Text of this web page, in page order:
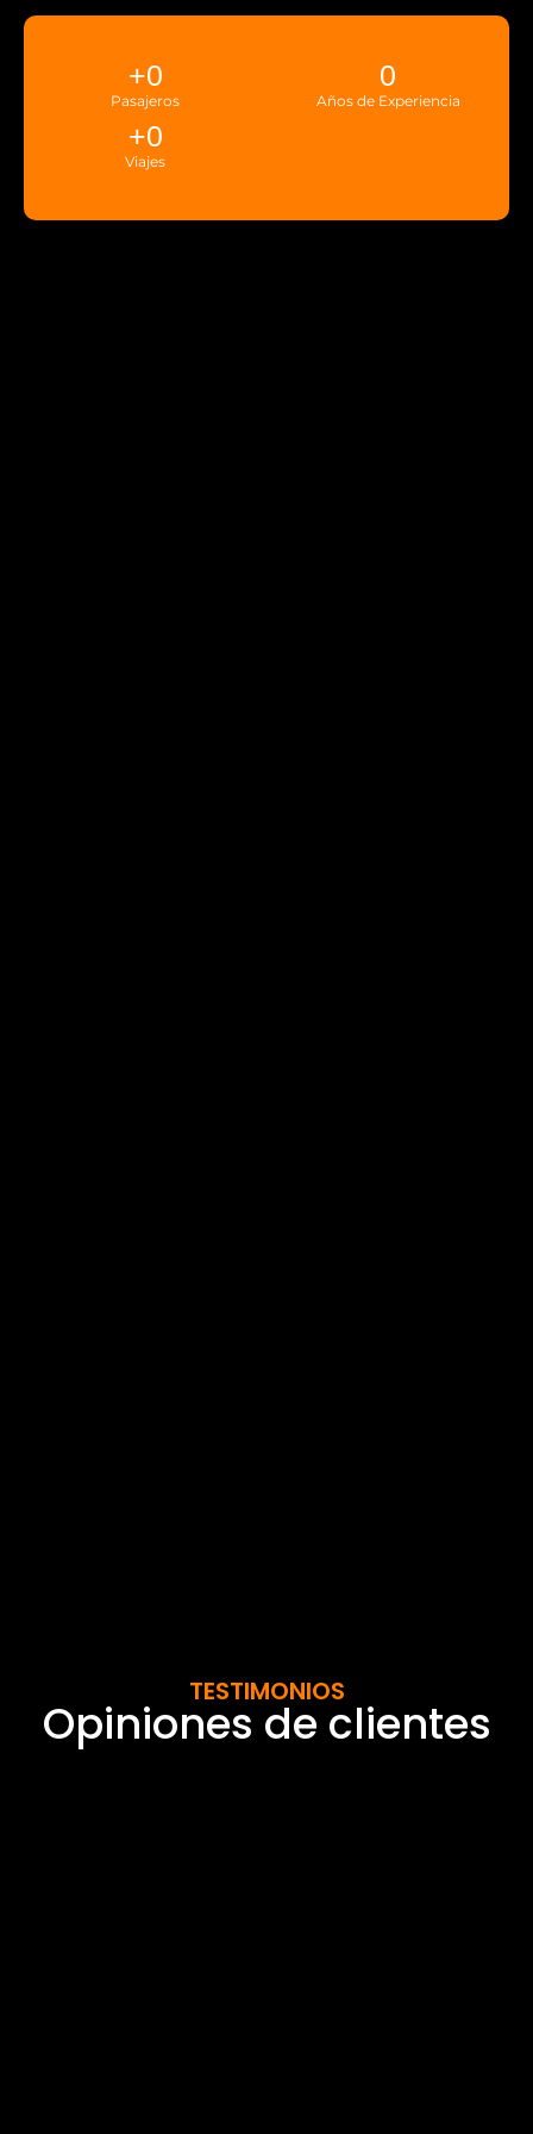
Pasajeros
+0
Años de Experiencia
0
Viajes
+0
TESTIMONIOS
Opiniones de clientes